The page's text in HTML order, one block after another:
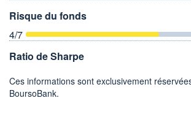
Risque du fonds
4/7
Ratio de Sharpe
Ces informations sont exclusivement
BoursoBank.